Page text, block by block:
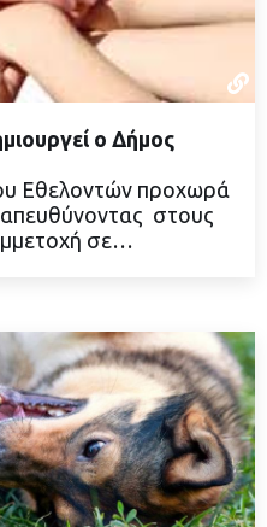
ο Δήμος
Εθελοντών προχωρά
στους
σε…